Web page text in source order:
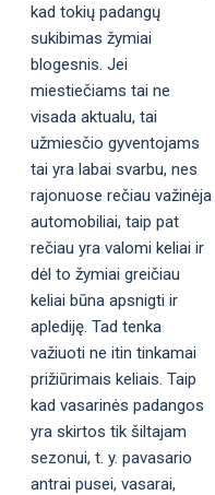
kad tokių padangų
sukibimas žymiai
blogesnis. Jei
miestiečiams tai ne
visada aktualu, tai
užmiesčio gyventojams
tai yra labai svarbu, nes
rajonuose rečiau važinėja
automobiliai, taip pat
rečiau yra valomi keliai ir
dėl to žymiai greičiau
keliai būna apsnigti ir
aplediję. Tad tenka
važiuoti ne itin tinkamai
prižiūrimais keliais. Taip
kad vasarinės padangos
yra skirtos tik šiltajam
sezonui, t. y. pavasario
antrai pusei, vasarai,